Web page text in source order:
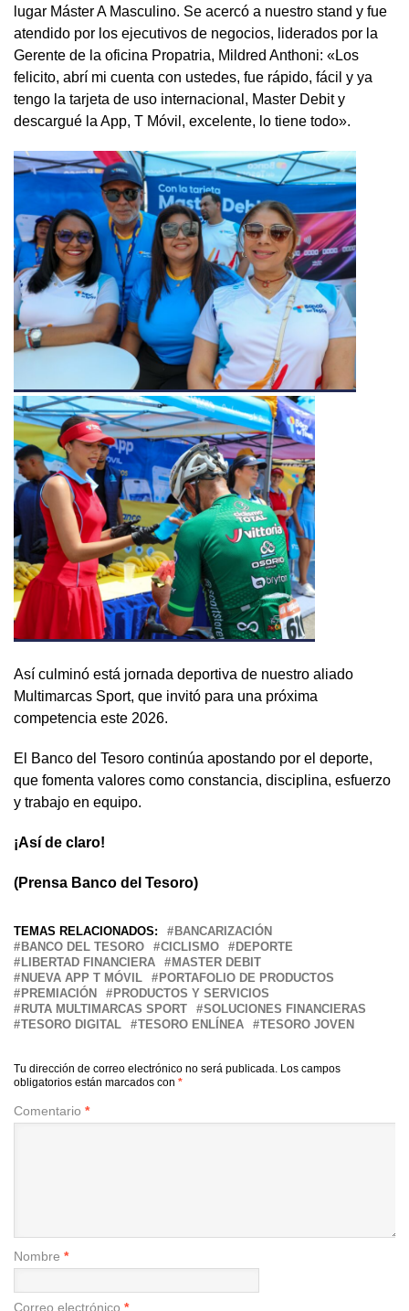
lugar Máster A Masculino. Se acercó a nuestro stand y fue
atendido por los ejecutivos de negocios, liderados por la
Gerente de la oficina Propatria, Mildred Anthoni: «Los
felicito, abrí mi cuenta con ustedes, fue rápido, fácil y ya
tengo la tarjeta de uso internacional, Master Debit y
descargué la App, T Móvil, excelente, lo tiene todo».
Así culminó está jornada deportiva de nuestro aliado
Multimarcas Sport, que invitó para una próxima
competencia este 2026.
El Banco del Tesoro continúa apostando por el deporte,
que fomenta valores como constancia, disciplina, esfuerzo
y trabajo en equipo.
¡Así de claro!
(Prensa Banco del Tesoro)
TEMAS RELACIONADOS:
BANCARIZACIÓN
BANCO DEL TESORO
CICLISMO
DEPORTE
LIBERTAD FINANCIERA
MASTER DEBIT
NUEVA APP T MÓVIL
PORTAFOLIO DE PRODUCTOS
PREMIACIÓN
PRODUCTOS Y SERVICIOS
RUTA MULTIMARCAS SPORT
SOLUCIONES FINANCIERAS
TESORO DIGITAL
TESORO ENLÍNEA TESORO JOVEN
Tu dirección de correo electrónico no será publicada. Los campos
obligatorios están marcados con *
Comentario *
Nombre *
Correo electrónico *